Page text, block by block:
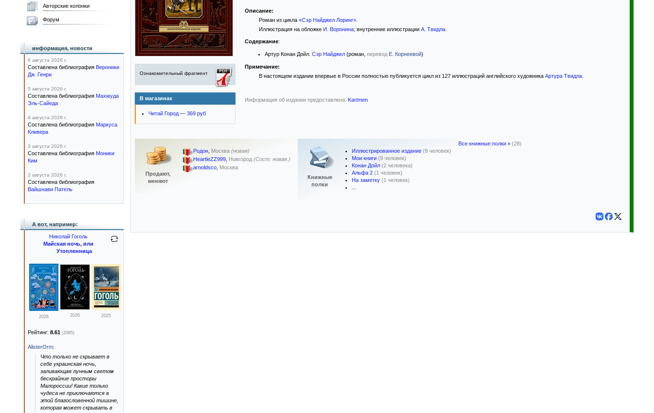
Ознакомительный фрагмент
В магазинах
Читай Город — 369 руб
Описание:
Роман из цикла «Сэр Найджел Лоринг».
Иллюстрация на обложке И. Воронина; внутренние иллюстрации А. Твидла.
Содержание:
Артур Конан Дойл. Сэр Найджел (роман, перевод Е. Корнеевой)
Примечание:
В настоящем издании впервые в России полностью публикуется цикл из 127 иллюстраций английского художника Артура Твидла.
Информация об издании предоставлена: Kartmen
Продают,
меняют
Родон, Москва (новая)
HeartleZZ999, Новгород (Сост: новая.)
arnoldsco, Москва
Книжные
полки
Иллюстрированное издание (9 человек)
Мои книги (9 человек)
Конан Дойл (2 человека)
Альфа 2 (1 человек)
На заметку (1 человек)
Все книжные полки » (28)
Авторские колонки
Форум
информация, новости
6 августа 2026 г.
Составлена библиография Вероники
Дж. Генри
5 августа 2026 г.
Составлена библиография Махмуда
Эль-Сайеда
4 августа 2026 г.
Составлена библиография Маркуса
Кливера
3 августа 2026 г.
Составлена библиография Моники
Ким
2 августа 2026 г.
Составлена библиография
Вайшнави Патель
А вот, например:
Николай Гоголь
Майская ночь, или
Утопленница
2026 2026 2025
Рейтинг: 8.61 (2085)
AlisterOrm:
Что только не скрывает в
себе украинская ночь,
заливающая лунным светом
бескрайние просторы
Малороссии! Какие только
чудеса не приключаются в
этой благословенной тишине,
которая может скрывать в